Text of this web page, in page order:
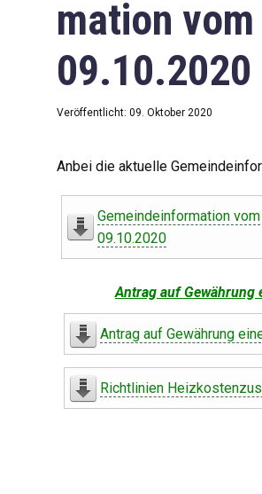
mation vom
09.10.2020
Veröffentlicht: 09. Oktober 2020
Anbei die aktuelle
Gemeindeinformation vom
09.10.2020
Antrag auf Gewährung
Antrag auf Gewährung
Richtlinien